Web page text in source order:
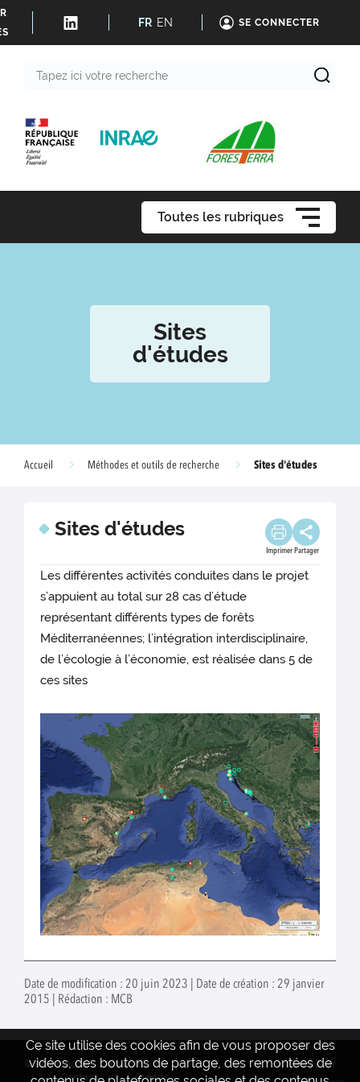
FR EN SE CONNECTER
Toutes les rubriques
Sites
d'études
Accueil Méthodes et outils de recherche Sites d'études
Sites d'études
Imprimer Partager
Les différentes activités conduites dans le projet
s’appuient au total sur 28 cas d’étude
représentant différents types de forêts
Méditerranéennes; l’intégration interdisciplinaire,
de l’écologie à l’économie, est réalisée dans 5 de
ces sites
Date de modification : 20 juin 2023 | Date de création : 29 janvier
2015 | Rédaction : MCB
Ce site utilise des cookies afin de vous proposer des
vidéos, des boutons de partage, des remontées de
© INRAE 2022
Actualités
Contact
Crédits
www.inrae.fr